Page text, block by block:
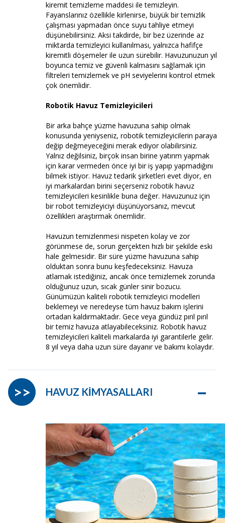
kiremit temizleme maddesi ile temizleyin.
Fayanslarınız özellikle kirlenirse, büyük bir temizlik
çalışması yapmadan önce suyu tahliye etmeyi
düşünebilirsiniz. Aksi takdirde, bir bez üzerinde az
miktarda temizleyici kullanılması, yalnızca hafifçe
kiremitli döşemeler ile uzun sürebilir. Havuzunuzun yıl
boyunca temiz ve güvenli kalmasını sağlamak için
filtreleri temizlemek ve pH seviyelerini kontrol etmek
çok önemlidir.
Robotik Havuz Temizleyicileri
Bir arka bahçe yüzme havuzuna sahip olmak
konusunda yeniyseniz, robotik temizleyicilerin paraya
değip değmeyeceğini merak ediyor olabilirsiniz.
Yalnız değilsiniz, birçok insan birine yatırım yapmak
için karar vermeden önce iyi bir iş yapıp yapmadığını
bilmek istiyor. Havuz tedarik şirketleri evet diyor, en
iyi markalardan birini seçerseniz robotik havuz
temizleyicileri kesinlikle buna değer. Havuzunuz için
bir robot temizleyiciyi düşünüyorsanız, mevcut
özellikleri araştırmak önemlidir.
Havuzun temizlenmesi nispeten kolay ve zor
görünmese de, sorun gerçekten hızlı bir şekilde eski
hale gelmesidir. Bir süre yüzme havuzuna sahip
olduktan sonra bunu keşfedeceksiniz. Havuza
atlamak istediğiniz, ancak önce temizlemek zorunda
olduğunuz uzun, sıcak günler sinir bozucu.
Günümüzün kaliteli robotik temizleyici modelleri
beklemeyi ve neredeyse tüm havuz bakım işlerini
ortadan kaldırmaktadır. Gece veya gündüz pırıl pırıl
bir temiz havuza atlayabileceksiniz. Robotik havuz
temizleyicileri kaliteli markalarda iyi garantilerle gelir.
8 yıl veya daha uzun süre dayanır ve bakımı kolaydır.
HAVUZ KİMYASALLARI –
>>